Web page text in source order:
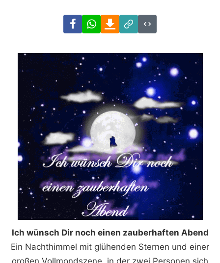
FacebookWhatsAppDownload
Link
Code
Ich wünsch Dir noch einen zauberhaften Abend
Ein Nachthimmel mit glühenden Sternen und einer
großen Vollmondszene, in der zwei Personen sich